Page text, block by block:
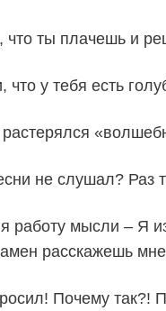
ты плачешь и
у тебя есть
не слушал? Раз
работу мысли – Я
расскажешь
Почему так?!